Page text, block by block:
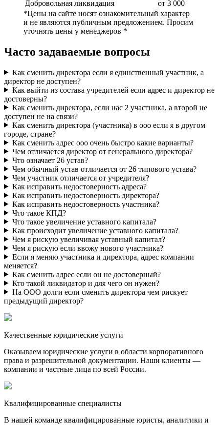
Добровольная ликвидация
от 3 000
*Цены на сайте носят ознакомительный характер
и не являются публичным предложением. Просим
уточнять цены у менеджеров *
Часто задаваемые вопросы
Как сменить директора если я единственный участник, а
директор не доступен?
Как выйти из состава учредителей если адрес и директор не
достоверны?
Как сменить директора, если нас 2 участника, а второй не
доступен не на связи?
Как сменить директора (участника) в ооо если я в другом
городе, стране?
Как сменить адрес ооо очень быстро какие варианты?
Чем отличается директор от генерального директора?
Что означает 26 устав?
Чем обычный устав отличается от 26 типового устава?
Чем участник отличается от учредителя?
Как исправить недостоверность адреса?
Как исправить недостоверность директора?
Как исправить недостоверность участника?
Что такое КПД?
Что такое увеличение уставного капитала?
Как происходит увеличение уставного капитала?
Чем я рискую увеличивая уставный капитал?
Чем я рискую если ввожу нового участника?
Если я меняю участника и директора, адрес компании
меняется?
Как сменить адрес если он не достоверный?
Кто такой ликвидатор и для чего он нужен?
На ООО долги если сменить директора чем рискует
предыдущий директор?
Качественные юридические услуги
Оказываем юридические услуги в области корпоративного
права и разрешительной документации. Наши клиенты —
компании и частные лица по всей России.
Квалифицированные специалисты
В нашей команде квалифицированные юристы, аналитики и